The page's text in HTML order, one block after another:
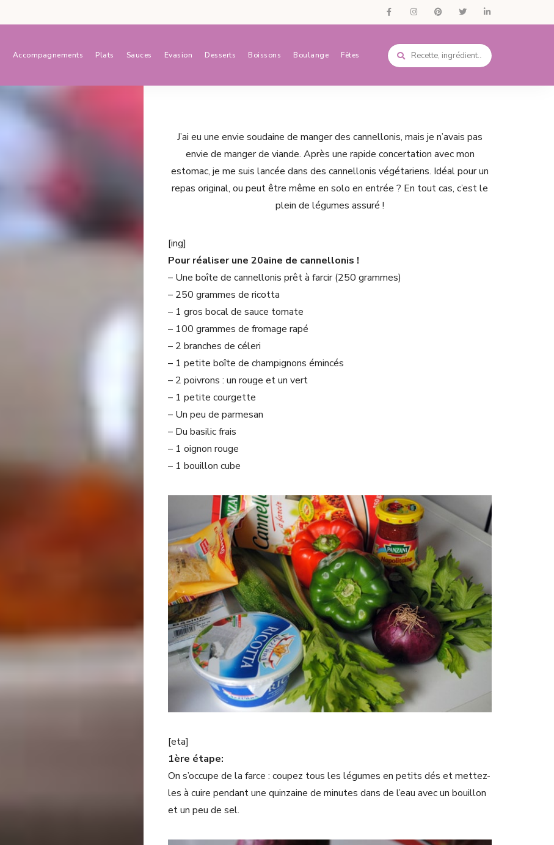
Accompagnements Plats Sauces Evasion Desserts Boissons Boulange Fêtes
J’ai eu une envie soudaine de manger des cannellonis, mais je n’avais pas
envie de manger de viande. Après une rapide concertation avec mon
estomac, je me suis lancée dans des cannellonis végétariens. Idéal pour un
repas original, ou peut être même en solo en entrée ? En tout cas, c’est le
plein de légumes assuré !
[ing]
Pour réaliser une 20aine de cannellonis !
– Une boîte de cannellonis prêt à farcir (250 grammes)
– 250 grammes de ricotta
– 1 gros bocal de sauce tomate
– 100 grammes de fromage rapé
– 2 branches de céleri
– 1 petite boîte de champignons émincés
– 2 poivrons : un rouge et un vert
– 1 petite courgette
– Un peu de parmesan
– Du basilic frais
– 1 oignon rouge
– 1 bouillon cube
[eta]
1ère étape:
On s’occupe de la farce : coupez tous les légumes en petits dés et mettez-
les à cuire pendant une quinzaine de minutes dans de l’eau avec un bouillon
et un peu de sel.